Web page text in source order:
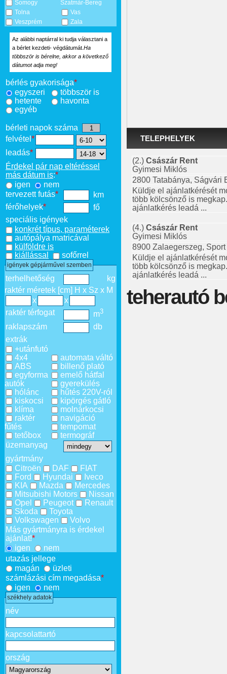
Somogy
Szatmár-Bereg
Tolna
Vas
Veszprém
Zala
Az alábbi naptárral ki tudja választani a
a bérlet kezdeti- végdátumát. Ha
többször is bérelne, akkor a következő
dátumot adja meg!
bérlés gyakorisága*
egyszeri
többször is
hetente
havonta
egyéb
bérleti napok száma
felvétel *
leadás*
Érdekel pár nap eltéréssel
más dátum is:*
igen
nem
tervezett futás*
km
férőhelyek*
fő
speciális igények
konkrét típus, paraméterek
autópálya matricával
külföldre is
kiállással
sofőrrel
igények gépjárművel szemben
terhelhetőség
kg
raktér méretek [cm] H x Sz x M
x
x
raktér térfogat
m3
raklapszám
db
extrák
+utánfutó
4x4
ABS
egyforma
autók
hólánc
kiskocsi
klíma
raktér
fűtés
tetőbox
automata váltó
billenő plató
emelő hátfal
gyerekülés
hűtés 220V-ról
kipörgés gátló
molnárkocsi
navigáció
tempomat
termográf
üzemanyag
gyártmány
Citroën
DAF
FIAT
Ford
Hyundai
Iveco
KIA
Mazda
Mercedes
Mitsubishi Motors
Nissan
Opel
Peugeot
Renault
Skoda
Toyota
Volkswagen
Volvo
Más gyártmányra is érdekel
ajánlat!*
igen
nem
utazás jellege
magán
üzleti
számlázási cím megadása*
igen
nem
székhely adatok
név
kapcsolattartó
ország
TELEPHELYEK
(2.) Császár Rent
Gyimesi Miklós
2800 Tatabánya, Ságvári
Küldje el ajánlatkérését
több kölcsönző is
ajánlatkérés leadá ...
(4.) Császár Rent
Gyimesi Miklós
8900 Zalaegerszeg, Sport
Küldje el ajánlatkérését
több kölcsönző is
ajánlatkérés leadá ...
teherautó